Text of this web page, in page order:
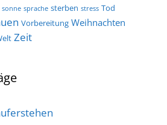
sonne sprache sterben stress Tod
Vorbereitung Weihnachten
Zeit